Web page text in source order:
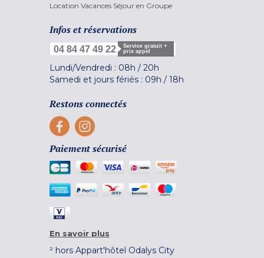
Location Vacances Séjour en Groupe
Infos et réservations
04 84 47 49 22
Service gratuit +
prix appel
Lundi/Vendredi : 08h / 20h
Samedi et jours fériés : 09h / 18h
Restons connectés
Paiement sécurisé
En savoir plus
² hors Appart'hôtel Odalys City